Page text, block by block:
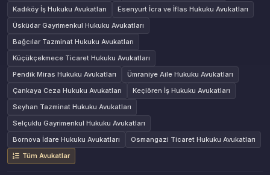
Kadıköy İş Hukuku Avukatları
Esenyurt İcra ve İflas Hukuku Avukatları
Üsküdar Gayrimenkul Hukuku Avukatları
Bağcılar Tazminat Hukuku Avukatları
Küçükçekmece Ticaret Hukuku Avukatları
Pendik Miras Hukuku Avukatları
Ümraniye Aile Hukuku Avukatları
Çankaya Ceza Hukuku Avukatları
Keçiören İş Hukuku Avukatları
Seyhan Tazminat Hukuku Avukatları
Selçuklu Gayrimenkul Hukuku Avukatları
Bornova İdare Hukuku Avukatları
Osmangazi Ticaret Hukuku Avukatları
Tüm Avukatlar